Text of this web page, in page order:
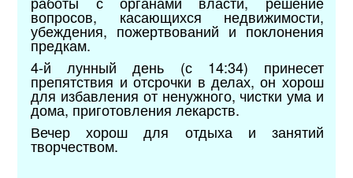
вопросов, касающихся недвижимости,
убеждения, пожертвований и поклонения
предкам.
4-й лунный день (с 14:34) принесет
препятствия и отсрочки в делах, он хорош
для избавления от ненужного, чистки ума и
дома, приготовления лекарств.
Вечер хорош для отдыха и занятий
творчеством.